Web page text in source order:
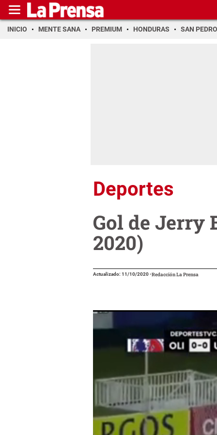
INICIO MENTE SANA PREMIUM HONDURAS SAN PEDRO
Deportes
Gol de Jerry
2020)
Actualizado: 11/10/2020-Redacción La Prensa